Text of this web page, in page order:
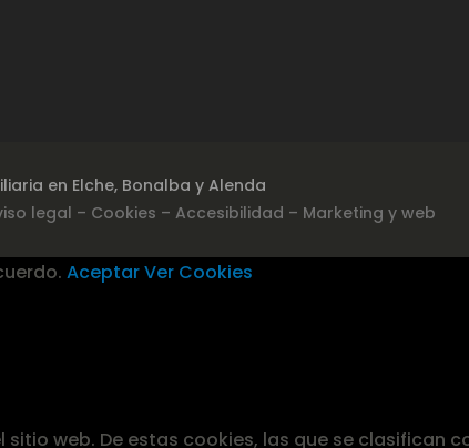
en Elche, Bonalba y Alenda
legal – Cookies – Accesibilidad – Marketing y web
AceptarVer Cookies
web. De estas cookies, las que se clasifican